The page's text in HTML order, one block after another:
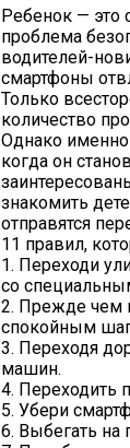
Ребенок — это
проблема
водителей-
смартфоны
Только
количество
Однако именно
когда он
знакомить
отправятся
11 правил,
1. Переходи
со
2. Прежде чем
спокойным
3. Переходя
машин.
4. Переходить
5. Убери
6. Выбегать